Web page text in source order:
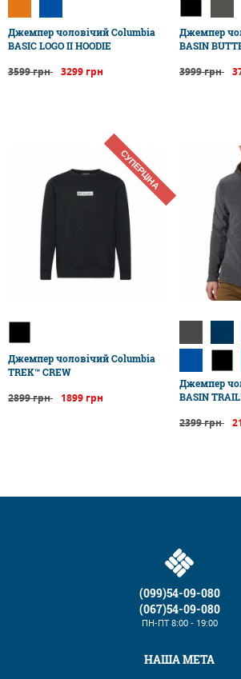
Джемпер чоловічий Columbia
BASIC LOGO II HOODIE
3599 грн 3299 грн
Джемпер
BASIN
3999 грн
СУПЕРЦІНА
Джемпер чоловічий Columbia
TREK™ CREW
2899 грн 1899 грн
Джемпер
BASIN
2399 грн
(099)54-09-080
(067)54-09-080
ПН-ПТ8:00 - 19:00
НАША МЕТА